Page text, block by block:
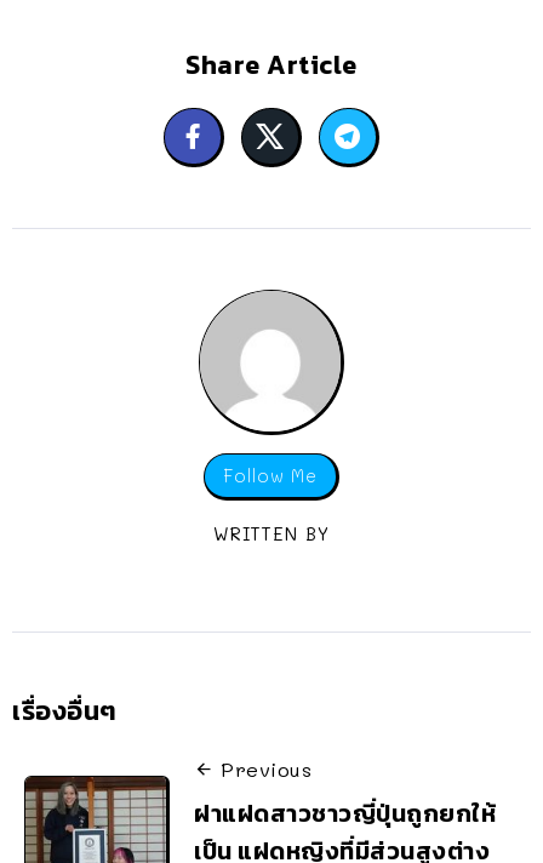
Share Article
Follow Me
WRITTEN BY
เรื่องอื่นๆ
Previous
ฝาแฝดสาวชาวญี่ปุ่นถูกยกให้
เป็น แฝดหญิงที่มีส่วนสูงต่าง